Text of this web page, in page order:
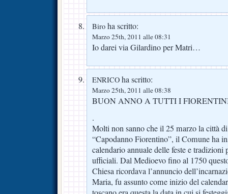
Biro ha scritto:
Marzo 25th, 2011 alle 08:31
Io darei via Gilardino per Matri…
ENRICO ha scritto:
Marzo 25th, 2011 alle 08:38
BUON ANNO A TUTTI I
.
Molti non sanno che il 25 marzo la città
“Capodanno Fiorentino”, il Comune ha
calendario annuale delle feste e tradizioni
ufficiali. Dal Medioevo fino al 1750
Chiesa ricordava l’annuncio
Maria, fu assunto come inizio del